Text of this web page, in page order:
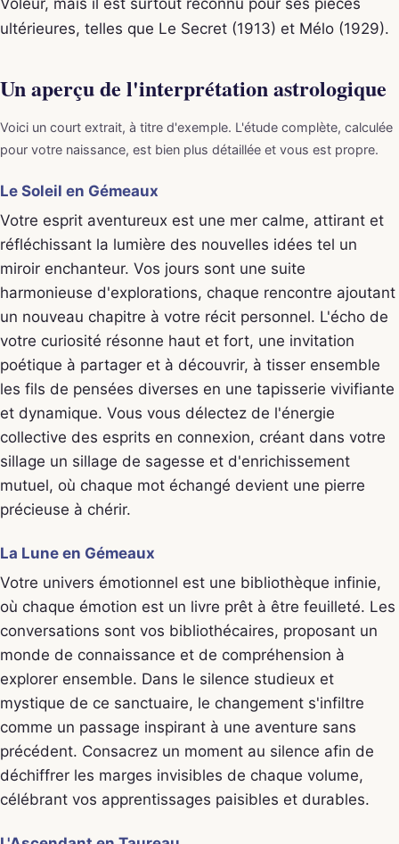
Voleur, mais il est surtout reconnu pour ses pièces
ultérieures, telles que Le Secret (1913) et Mélo (1929).
Un aperçu de l'interprétation astrologique
Voici un court extrait, à titre d'exemple. L'étude complète, calculée
pour votre naissance, est bien plus détaillée et vous est propre.
Le Soleil en Gémeaux
Votre esprit aventureux est une mer calme, attirant et
réfléchissant la lumière des nouvelles idées tel un
miroir enchanteur. Vos jours sont une suite
harmonieuse d'explorations, chaque rencontre ajoutant
un nouveau chapitre à votre récit personnel. L'écho de
votre curiosité résonne haut et fort, une invitation
poétique à partager et à découvrir, à tisser ensemble
les fils de pensées diverses en une tapisserie vivifiante
et dynamique. Vous vous délectez de l'énergie
collective des esprits en connexion, créant dans votre
sillage un sillage de sagesse et d'enrichissement
mutuel, où chaque mot échangé devient une pierre
précieuse à chérir.
La Lune en Gémeaux
Votre univers émotionnel est une bibliothèque infinie,
où chaque émotion est un livre prêt à être feuilleté. Les
conversations sont vos bibliothécaires, proposant un
monde de connaissance et de compréhension à
explorer ensemble. Dans le silence studieux et
mystique de ce sanctuaire, le changement s'infiltre
comme un passage inspirant à une aventure sans
précédent. Consacrez un moment au silence afin de
déchiffrer les marges invisibles de chaque volume,
célébrant vos apprentissages paisibles et durables.